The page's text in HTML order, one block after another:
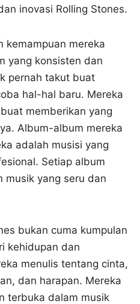
inovasi Rolling Stones.
kemampuan mereka
yang konsisten dan
pernah takut buat
hal-hal baru. Mereka
memberikan yang
Album-album mereka
adalah musisi yang
Setiap album
musik yang seru dan
bukan cuma kumpulan
kehidupan dan
menulis tentang cinta,
dan harapan. Mereka
terbuka dalam musik